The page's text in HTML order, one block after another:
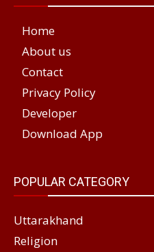
Home
About us
Contact
Privacy Policy
Developer
Download App
POPULAR CATEGORY
Uttarakhand
Religion